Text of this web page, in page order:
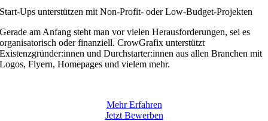
Start-Ups unterstützen mit Non-Profit- oder Low-Budget-Projekten
Gerade am Anfang steht man vor vielen Herausforderungen, sei es
organisatorisch oder finanziell. CrowGrafix unterstützt
Existenzgründer:innen und Durchstarter:innen aus allen Branchen mit
Logos, Flyern, Homepages und vielem mehr.
Mehr Erfahren
Jetzt Bewerben